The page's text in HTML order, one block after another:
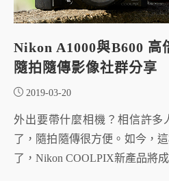
Nikon A1000與B600 高
隨拍隨傳影像社群分享
2019-03-20
外出要帶什麼相機？相信許多
了，隨拍隨傳很方便。如今，
了，Nikon COOLPIX新產品將